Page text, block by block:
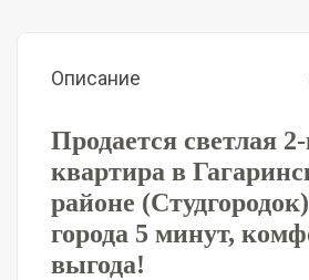
Описание
Продается светлая
квартира в
районе
города 5 минут,
выгода!